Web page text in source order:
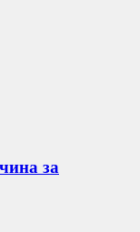
за